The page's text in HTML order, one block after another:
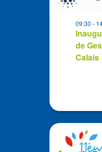
events
de
Calais
09:30-